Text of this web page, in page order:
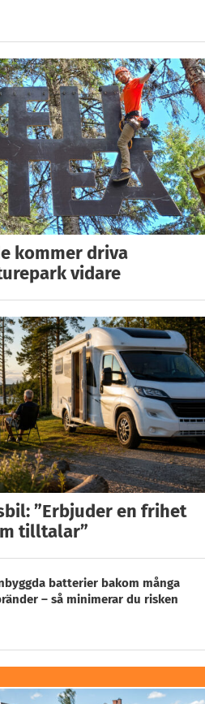
kommer driva
vidare
”Erbjuder en frihet
tilltalar”
batterier bakom många
– så minimerar du risken